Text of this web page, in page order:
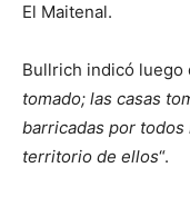
El Maitenal.
Bullrich indicó luego
tomado; las casas
barricadas por
territorio de ellos“.